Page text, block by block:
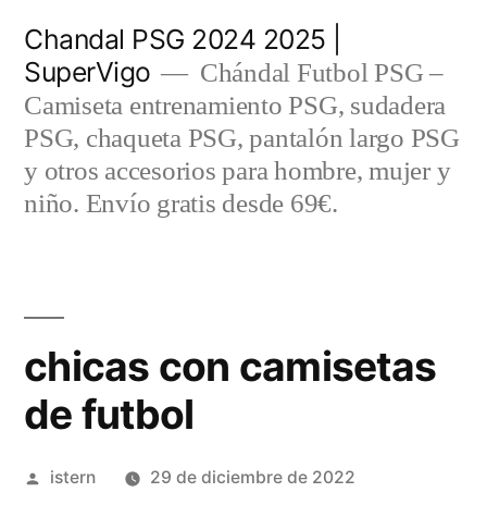
contenido
Chandal PSG 2024 2025 |
SuperVigo
Chándal Futbol PSG –
Camiseta entrenamiento PSG, sudadera
PSG, chaqueta PSG, pantalón largo PSG
y otros accesorios para hombre, mujer y
niño. Envío gratis desde 69€.
chicas con camisetas
de futbol
Publicado
istern 29 de diciembre de 2022